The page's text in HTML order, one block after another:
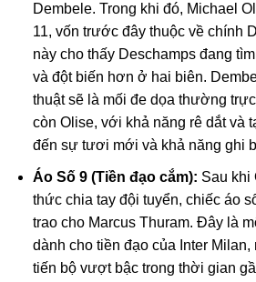
Dembele. Trong khi đó, Michael
11, vốn trước đây thuộc về chính
này cho thấy Deschamps đang
và đột biến hơn ở hai biên.
thuật sẽ là mối đe dọa thường
còn Olise, với khả năng rê dắt và
đến sự tươi mới và khả năng ghi
Áo Số 9 (Tiền đạo cắm): Sau khi
thức chia tay đội tuyển, chiếc áo
trao cho Marcus Thuram. Đây là
dành cho tiền đạo của Inter
tiến bộ vượt bậc trong thời gian